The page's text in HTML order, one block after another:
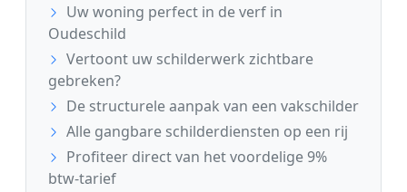
Uw woning perfect in de verf in
Oudeschild
Vertoont uw schilderwerk zichtbare
gebreken?
De structurele aanpak van een vakschilder
Alle gangbare schilderdiensten op een rij
Profiteer direct van het voordelige 9%
btw-tarief